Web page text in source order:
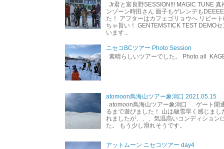
Jr君と富良野SESSION!!! MAGIC TUNE 真
ンゾーン時田さん 面子もゲレンデも
た！ アフターはカフェゴリョウへ リピー
ちゃ旨い！ GENTEMSTICK TEST DEMO
います...
ニセコBCツアー Photo Session
素晴らしいツアーでした。 Photo all
atomoon鳥海山ツアー象潟口 2021.05.15
atomoon鳥海山ツアー象潟口 ゲート開
るまで遊びました！ 山は融雪早く感じまし
れましたが、、、気温高いコンディション
た。 もう少し滑れそうです。
アットムーン ニセコツアー day4